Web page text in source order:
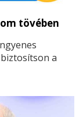
tövében
a
a